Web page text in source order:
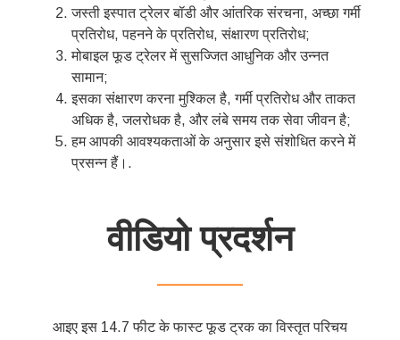
जस्ती इस्पात ट्रेलर बॉडी और आंतरिक संरचना, अच्छा गर्मी
प्रतिरोध, पहनने के प्रतिरोध, संक्षारण प्रतिरोध;
मोबाइल फूड ट्रेलर में सुसज्जित आधुनिक और उन्नत
सामान;
इसका संक्षारण करना मुश्किल है, गर्मी प्रतिरोध और ताकत
अधिक है, जलरोधक है, और लंबे समय तक सेवा जीवन है;
हम आपकी आवश्यकताओं के अनुसार इसे संशोधित करने में
प्रसन्न हैं।.
वीडियो प्रदर्शन
——————
आइए इस 14.7 फीट के फास्ट फूड ट्रक का विस्तृत परिचय